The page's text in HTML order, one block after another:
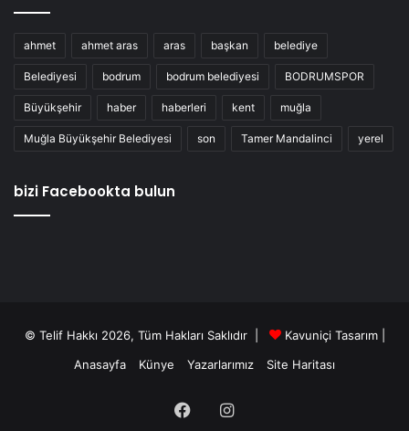
ahmet ahmet aras aras başkan belediye
Belediyesi bodrum bodrum belediyesi BODRUMSPOR
Büyükşehir haber haberleri kent muğla
Muğla Büyükşehir Belediyesi son Tamer Mandalinci yerel
bizi Facebookta bulun
© Telif Hakkı 2026, Tüm Hakları Saklıdır | Kavuniçi Tasarım|
Anasayfa
Künye Yazarlarımız Site Haritası
FacebookInstagram